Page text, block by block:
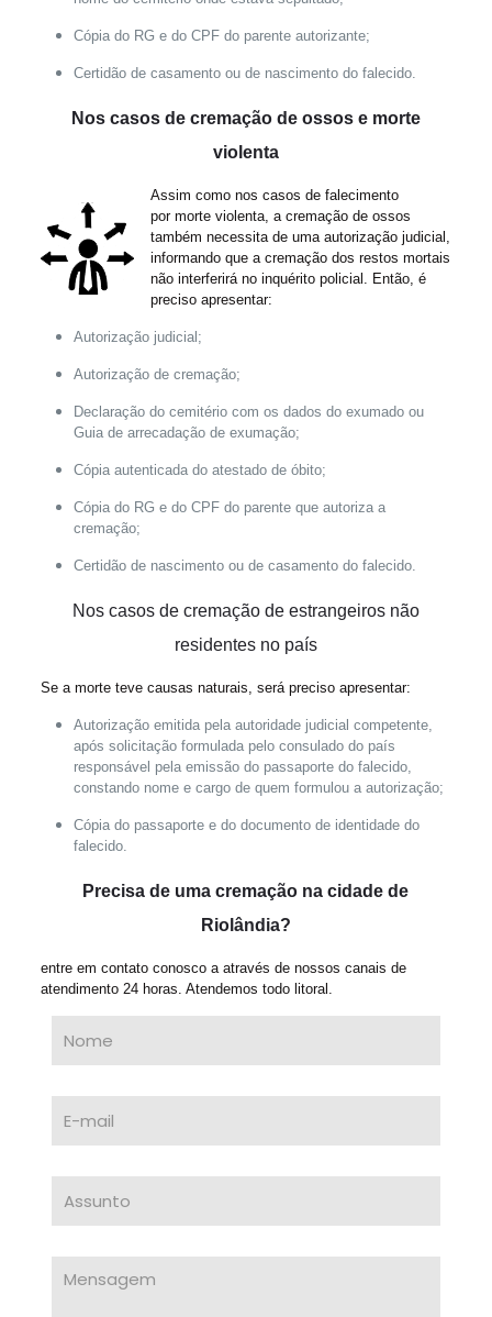
Cópia do RG e do CPF do parente autorizante;
Certidão de casamento ou de nascimento do falecido.
Nos casos de cremação de ossos e morte
violenta
Assim como nos casos de falecimento
por morte violenta, a cremação de ossos
também necessita de uma autorização judicial,
informando que a cremação dos restos mortais
não interferirá no inquérito policial. Então, é
preciso apresentar:
Autorização judicial;
Autorização de cremação;
Declaração do cemitério com os dados do exumado ou
Guia de arrecadação de exumação;
Cópia autenticada do atestado de óbito;
Cópia do RG e do CPF do parente que autoriza a
cremação;
Certidão de nascimento ou de casamento do falecido.
Nos casos de cremação de estrangeiros não
residentes no país
Se a morte teve causas naturais, será preciso apresentar:
Autorização emitida pela autoridade judicial competente,
após solicitação formulada pelo consulado do país
responsável pela emissão do passaporte do falecido,
constando nome e cargo de quem formulou a autorização;
Cópia do passaporte e do documento de identidade do
falecido.
Precisa de uma cremação na cidade de
Riolândia?
entre em contato conosco a através de nossos canais de
atendimento 24 horas. Atendemos todo litoral.